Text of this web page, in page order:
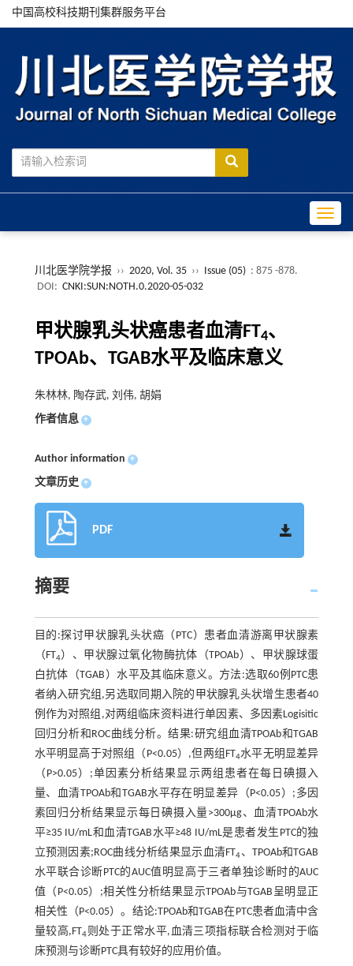
中国高校科技期刊集群服务平台
川北医学院学报 ›› 2020, Vol. 35 ›› Issue (05) : 875 -878.
DOI: CNKI:SUN:NOTH.0.2020-05-032
甲状腺乳头状癌患者血清FT4、
TPOAb、TGAB水平及临床意义
朱林林, 陶存武, 刘伟, 胡娟
作者信息 +
Author information +
文章历史 +
PDF
摘要
目的:探讨甲状腺乳头状癌（PTC）患者血清游离甲状腺素
（FT4）、甲状腺过氧化物酶抗体（TPOAb）、甲状腺球蛋
白抗体（TGAB）水平及其临床意义。方法:选取60例PTC患
者纳入研究组,另选取同期入院的甲状腺乳头状增生患者40
例作为对照组,对两组临床资料进行单因素、多因素Logisitic
回归分析和ROC曲线分析。结果:研究组血清TPOAb和TGAB
水平明显高于对照组（P<0.05）,但两组FT4水平无明显差异
（P>0.05）;单因素分析结果显示两组患者在每日碘摄入
量、血清TPOAb和TGAB水平存在明显差异（P<0.05）;多因
素回归分析结果显示每日碘摄入量>300μg、血清TPOAb水
平≥35 IU/mL和血清TGAB水平≥48 IU/mL是患者发生PTC的独
立预测因素;ROC曲线分析结果显示血清FT4、TPOAb和TGAB
水平联合诊断PTC的AUC值明显高于三者单独诊断时的AUC
值（P<0.05）;相关性分析结果显示TPOAb与TGAB呈明显正
相关性（P<0.05）。结论:TPOAb和TGAB在PTC患者血清中含
量较高,FT4则处于正常水平,血清三项指标联合检测对于临
床预测与诊断PTC具有较好的应用价值。